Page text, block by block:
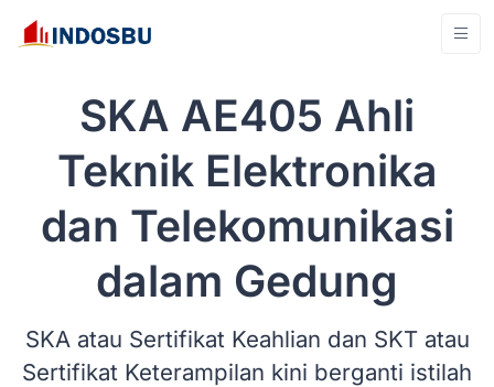
SKA AE405 Ahli
Teknik Elektronika
dan Telekomunikasi
dalam Gedung
SKA atau Sertifikat Keahlian dan SKT atau
Sertifikat Keterampilan kini berganti istilah